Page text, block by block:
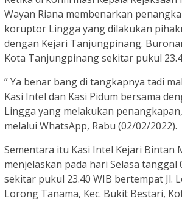
Wayan Riana membenarkan
koruptor Lingga yang dilakukan
dengan Kejari Tanjungpinang.
Kota Tanjungpinang sekitar pukul
” Ya benar bang di tangkapnya tadi
Kasi Intel dan Kasi Pidum bersama
Lingga yang melakukan
melalui WhatsApp, Rabu (02/02/2022).
Sementara itu Kasi Intel Kejari Bintan
menjelaskan pada hari Selasa tanggal
sekitar pukul 23.40 WIB bertempat Jl.
Lorong Tanama, Kec. Bukit Bestari,